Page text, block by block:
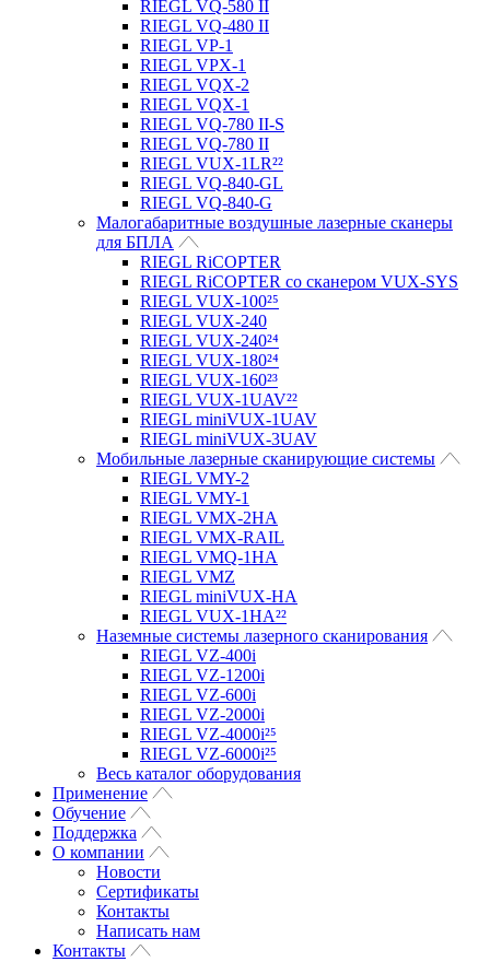
RIEGL VQ-580 II
RIEGL VQ-480 II
RIEGL VP-1
RIEGL VPX-1
RIEGL VQX-2
RIEGL VQX-1
RIEGL VQ-780 II-S
RIEGL VQ-780 II
RIEGL VUX-1LR²²
RIEGL VQ-840-GL
RIEGL VQ-840-G
Малогабаритные воздушные лазерные сканеры
для БПЛА
RIEGL RiCOPTER
RIEGL RiCOPTER со сканером VUX-SYS
RIEGL VUX-100²⁵
RIEGL VUX-240
RIEGL VUX-240²⁴
RIEGL VUX-180²⁴
RIEGL VUX-160²³
RIEGL VUX-1UAV²²
RIEGL miniVUX-1UAV
RIEGL miniVUX-3UAV
Мобильные лазерные сканирующие системы
RIEGL VMY-2
RIEGL VMY-1
RIEGL VMX-2HA
RIEGL VMX-RAIL
RIEGL VMQ-1HA
RIEGL VMZ
RIEGL miniVUX-HA
RIEGL VUX-1HA²²
Наземные системы лазерного сканирования
RIEGL VZ-400i
RIEGL VZ-1200i
RIEGL VZ-600i
RIEGL VZ-2000i
RIEGL VZ-4000i²⁵
RIEGL VZ-6000i²⁵
Весь каталог оборудования
Применение
Обучение
Поддержка
О компании
Новости
Сертификаты
Контакты
Написать нам
Контакты